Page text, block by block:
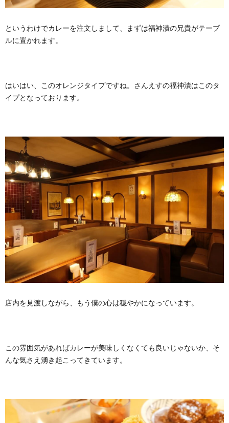
というわけでカレーを注文しまして、まずは福神漬の兄貴がテーブ
ルに置かれます。
はいはい、このオレンジタイプですね。さんえすの福神漬はこのタ
イプとなっております。
店内を見渡しながら、もう僕の心は穏やかになっています。
この雰囲気があればカレーが美味しくなくても良いじゃないか、そ
んな気さえ湧き起こってきています。